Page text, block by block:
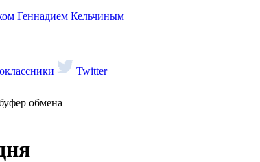
Геннадием Кельчиным
Twitter
обмена